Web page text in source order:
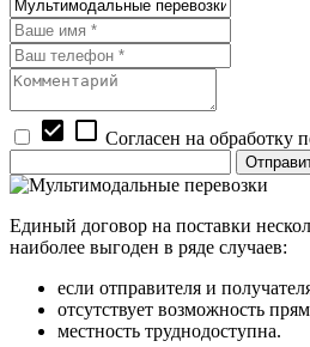
check_box check_box_outline_blank Согласен на обработку
Единый договор на поставки
наиболее выгоден в ряде случаев:
если отправителя и
отсутствует возможность
местность труднодоступна.